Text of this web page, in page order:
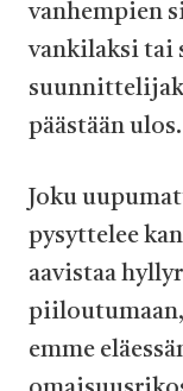
vanhempien
vankilaksi tai
päästään ulos.
Joku
pysyttelee
aavistaa
piiloutumaan,
emme